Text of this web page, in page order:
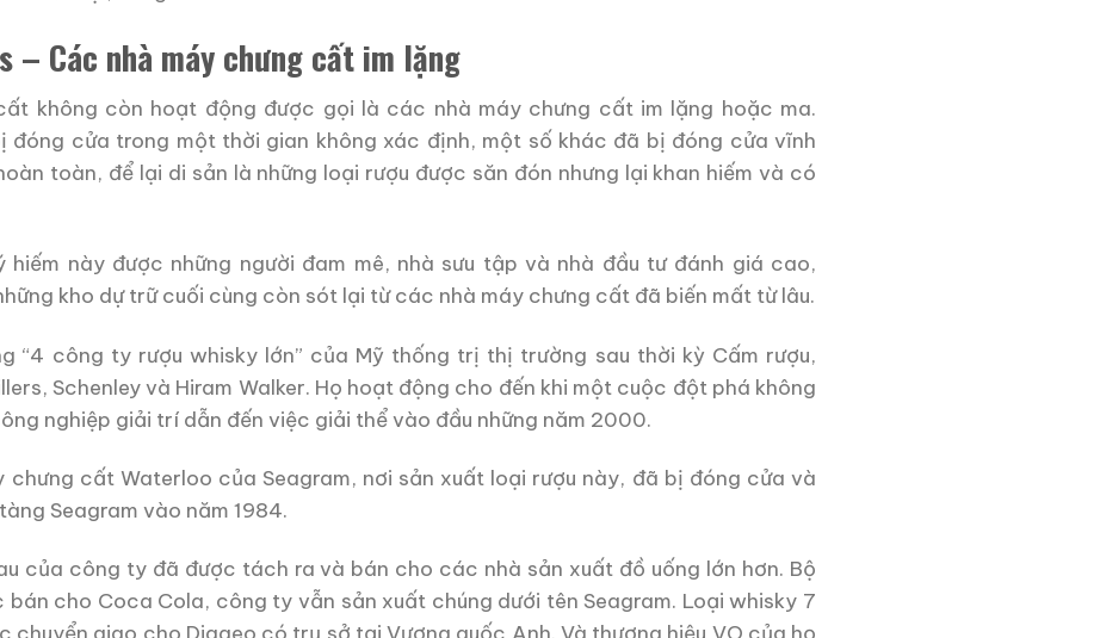
Các nhà máy chưng cất im lặng
không còn hoạt động được gọi là các nhà máy chưng cất im lặng hoặc ma.
đóng cửa trong một thời gian không xác định, một số khác đã bị đóng cửa vĩnh
toàn, để lại di sản là những loại rượu được săn đón nhưng lại khan hiếm và có
hiếm này được những người đam mê, nhà sưu tập và nhà đầu tư đánh giá cao,
kho dự trữ cuối cùng còn sót lại từ các nhà máy chưng cất đã biến mất từ ​​lâu.
“4 công ty rượu whisky lớn” của Mỹ thống trị thị trường sau thời kỳ Cấm rượu,
Schenley và Hiram Walker. Họ hoạt động cho đến khi một cuộc đột phá không
nghiệp giải trí dẫn đến việc giải thể vào đầu những năm 2000.
chưng cất Waterloo của Seagram, nơi sản xuất loại rượu này, đã bị đóng cửa và
Seagram vào năm 1984.
của công ty đã được tách ra và bán cho các nhà sản xuất đồ uống lớn hơn. Bộ
bán cho Coca Cola, công ty vẫn sản xuất chúng dưới tên Seagram. Loại whisky 7